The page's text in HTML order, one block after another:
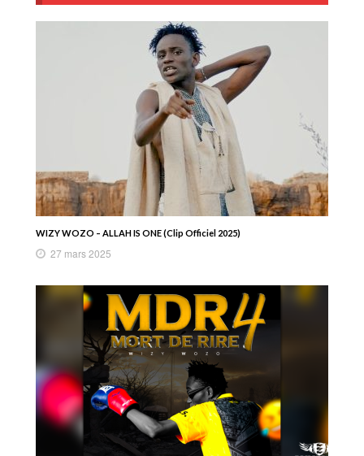
WIZY WOZO – ALLAH IS ONE (Clip Officiel 2025)
27 mars 2025